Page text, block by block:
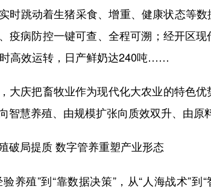
时跳动着生猪采食、增重、健康状态等
疫病防控一键可查、全程可溯；经开区
高效运转，日产鲜奶达240吨……
庆把畜牧业作为现代化大农业的特色优
智慧养殖、由规模扩张向质效双升、由原
破局提质 数字管养重塑产业形态
殖”到“靠数据决策”，从“人海战术”到